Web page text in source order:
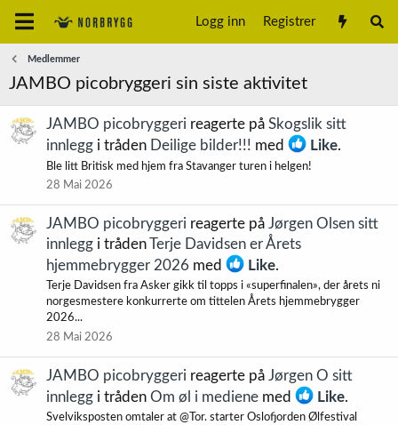
Logg inn Registrer
Medlemmer
JAMBO picobryggeri sin siste aktivitet
JAMBO picobryggeri reagerte på Skogslik sitt
innlegg i tråden Deilige bilder!!! med Like.
Ble litt Britisk med hjem fra Stavanger turen i helgen!
28 Mai 2026
JAMBO picobryggeri reagerte på Jørgen Olsen sitt
innlegg i trådenTerje Davidsen er Årets
hjemmebrygger 2026 med Like.
Terje Davidsen fra Asker gikk til topps i «superfinalen», der årets ni
norgesmestere konkurrerte om tittelen Årets hjemmebrygger
2026...
28 Mai 2026
JAMBO picobryggeri reagerte på Jørgen O sitt
innlegg i tråden Om øl i mediene med Like.
Svelviksposten omtaler at @Tor. starter Oslofjorden Ølfestival